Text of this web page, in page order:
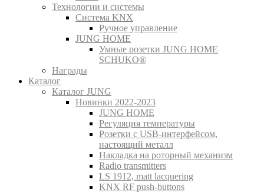
Технологии и системы
Система KNX
Ручное управление
JUNG HOME
Умные розетки JUNG HOME
SCHUKO®
Награды
Каталог
Каталог JUNG
Новинки 2022-2023
JUNG HOME
Регуляция температуры
Розетки с USB-интерфейсом,
настоящий металл
Накладка на роторный механизм
Radio transmitters
LS 1912, matt lacquering
KNX RF push-buttons